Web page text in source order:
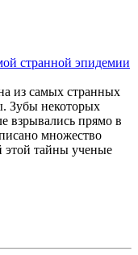
странной эпидемии
из самых странных
Зубы некоторых
взрывались прямо в
множество
этой тайны ученые